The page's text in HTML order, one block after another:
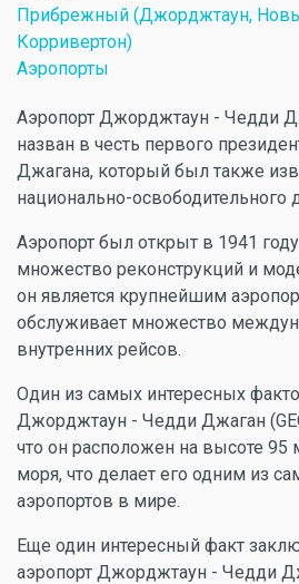
Прибрежный (Джорджтаун,
Корривертон)
Аэропорты
Аэропорт Джорджтаун - Чедди
назван в честь первого
Джагана, который был также
национально-освободительного
Аэропорт был открыт в 1941
множество реконструкций и
он является крупнейшим
обслуживает множество
внутренних рейсов.
Один из самых интересных
Джорджтаун - Чедди Джаган
что он расположен на высоте
моря, что делает его одним из
аэропортов в мире.
Еще один интересный факт
аэропорт Джорджтаун - Чедди